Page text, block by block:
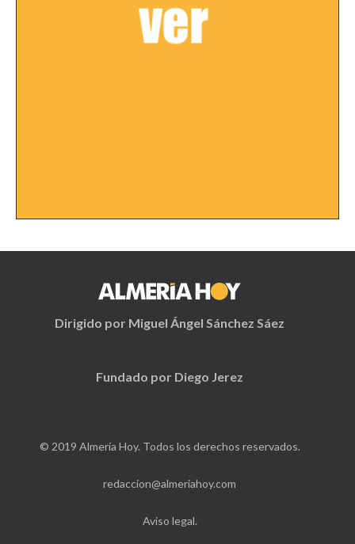
Dirigido por Miguel Ángel Sánchez Sáez
Fundado por Diego Jerez
© 2019 Almería Hoy. Todos los derechos reservados.
redaccion@almeriahoy.com
Aviso legal.